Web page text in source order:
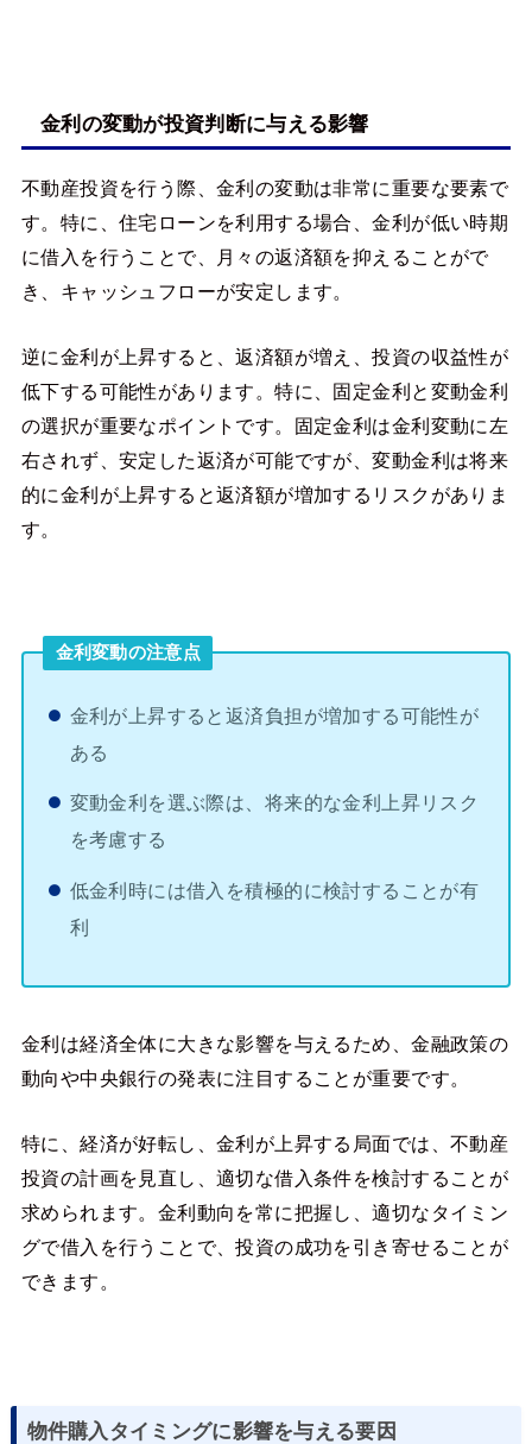
金利の変動が投資判断に与える影響
不動産投資を行う際、金利の変動は非常に重要な要素で
す。特に、住宅ローンを利用する場合、金利が低い時期
に借入を行うことで、月々の返済額を抑えることがで
き、キャッシュフローが安定します。
逆に金利が上昇すると、返済額が増え、投資の収益性が
低下する可能性があります。特に、固定金利と変動金利
の選択が重要なポイントです。固定金利は金利変動に左
右されず、安定した返済が可能ですが、変動金利は将来
的に金利が上昇すると返済額が増加するリスクがありま
す。
金利変動の注意点
金利が上昇すると返済負担が増加する可能性が
ある
変動金利を選ぶ際は、将来的な金利上昇リスク
を考慮する
低金利時には借入を積極的に検討することが有
利
金利は経済全体に大きな影響を与えるため、金融政策の
動向や中央銀行の発表に注目することが重要です。
特に、経済が好転し、金利が上昇する局面では、不動産
投資の計画を見直し、適切な借入条件を検討することが
求められます。金利動向を常に把握し、適切なタイミン
グで借入を行うことで、投資の成功を引き寄せることが
できます。
物件購入タイミングに影響を与える要因